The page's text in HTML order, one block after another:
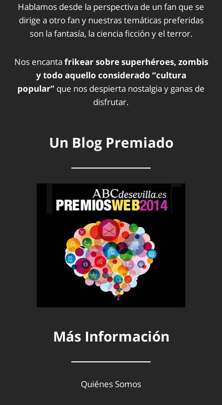
Hablamos desde la perspectiva de un fan que se
dirige a otro fan y nuestras temáticas preferidas
son la fantasía, la ciencia ficción y el terror.
Nos encanta frikear sobre superhéroes, zombis
y todo aquello considerado “cultura
popular” que nos despierta nostalgia y ganas de
disfrutar.
Un Blog Premiado
Más Información
Quiénes Somos